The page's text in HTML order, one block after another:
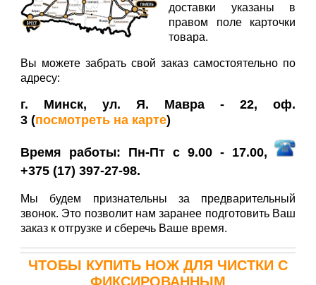
доставки указаны в
правом поле карточки
товара.
Вы можете забрать свой заказ самостоятельно по
адресу:
г. Минск, ул. Я. Мавра - 22, оф.
3 (посмотреть на карте)
Время работы: Пн-Пт с 9.00 - 17.00,
+375 (17) 397-27-98.
Мы будем признательны за предварительный
звонок. Это позволит нам заранее подготовить Ваш
заказ к отгрузке и сберечь Ваше время.
ЧТОБЫ КУПИТЬ НОЖ ДЛЯ ЧИСТКИ С
ФИКСИРОВАННЫМ